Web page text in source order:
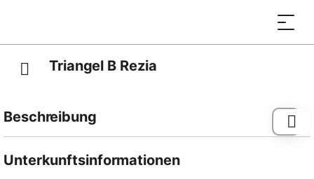
Triangel B Rezia
Beschreibung
"Lüen-Castiel" 8.8 km, Fähre "Chastè" 39.7 km.
Unterkunftsinformationen